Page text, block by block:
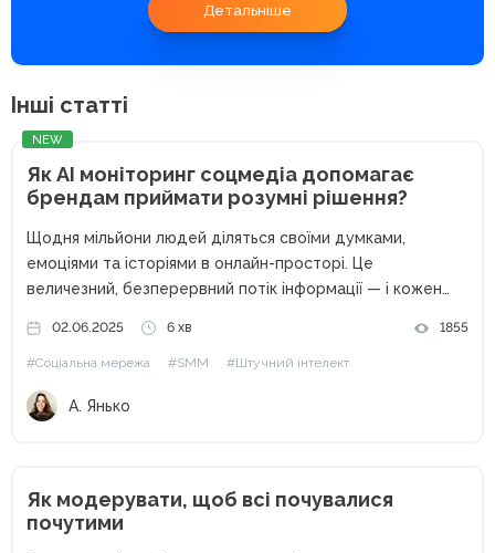
Детальніше
Інші статті
NEW
Як AI моніторинг соцмедіа допомагає
брендам приймати розумні рішення?
Щодня мільйони людей діляться своїми думками,
емоціями та історіями в онлайн-просторі. Це
величезний, безперервний потік інформації — і кожен
бізнесу. Але як серед цього інформаційного шуму
знайти саме те, що дійсно має...
02.06.2025 6 хв 1855
#Соціальна мережа #SMM #Штучний інтелект
А. Янько
Як модерувати, щоб всі почувалися
почутими